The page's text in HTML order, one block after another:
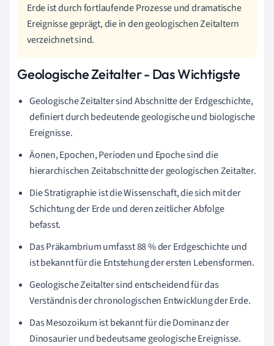
Erde ist durch fortlaufende Prozesse und dramatische
Ereignisse geprägt, die in den geologischen Zeitaltern
verzeichnet sind.
Geologische Zeitalter - Das Wichtigste
Geologische Zeitalter sind Abschnitte der Erdgeschichte,
definiert durch bedeutende geologische und biologische
Ereignisse.
Äonen, Epochen, Perioden und Epoche sind die
hierarchischen Zeitabschnitte der geologischen Zeitalter.
Die Stratigraphie ist die Wissenschaft, die sich mit der
Schichtung der Erde und deren zeitlicher Abfolge
befasst.
Das Präkambrium umfasst 88 % der Erdgeschichte und
ist bekannt für die Entstehung der ersten Lebensformen.
Geologische Zeitalter sind entscheidend für das
Verständnis der chronologischen Entwicklung der Erde.
Das Mesozoikum ist bekannt für die Dominanz der
Dinosaurier und bedeutsame geologische Ereignisse.